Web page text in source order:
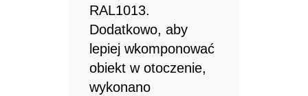
RAL1013.
Dodatkowo, aby
lepiej wkomponować
obiekt w otoczenie,
wykonano